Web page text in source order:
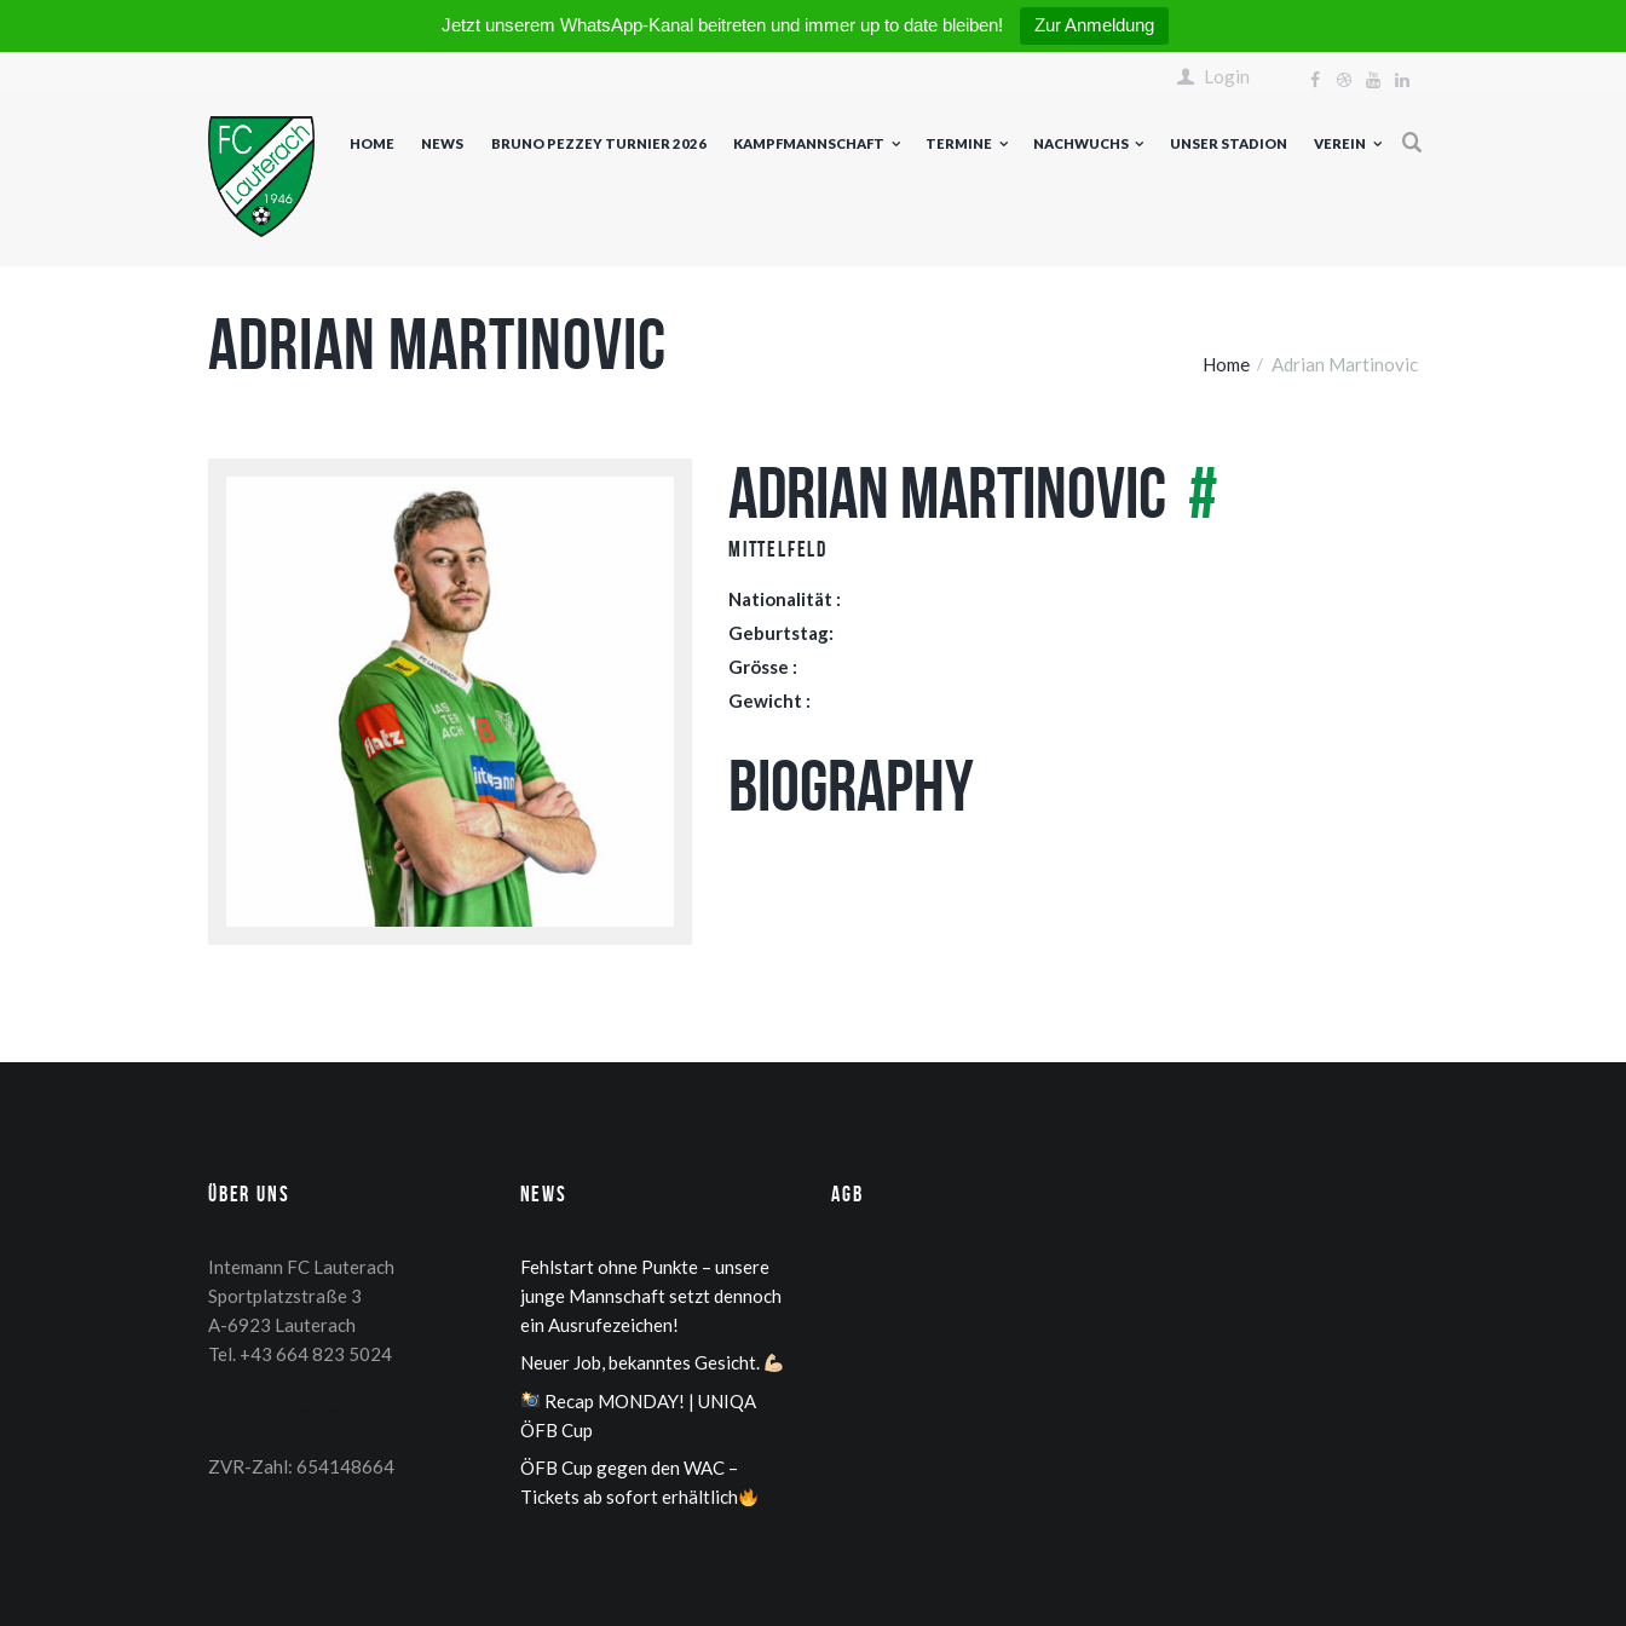
Jetzt unserem WhatsApp-Kanal beitreten und immer up to date bleiben! Zur Anmeldung
Login
HOME NEWS BRUNO PEZZEY TURNIER 2026 KAMPFMANNSCHAFT TERMINE NACHWUCHS UNSER STADION VEREIN
Adrian Martinovic Home Adrian Martinovic
Adrian Martinovic #
Mittelfeld
Nationalität :
Geburtstag:
Grösse :
Gewicht :
Biography
Über uns
Intemann FC Lauterach
Sportplatzstraße 3
A-6923 Lauterach
Tel. +43 664 823 5024
ZVR-Zahl: 654148664
News
Fehlstart ohne Punkte – unsere
junge Mannschaft setzt dennoch
ein Ausrufezeichen!
Neuer Job, bekanntes Gesicht.
Recap MONDAY! | UNIQA
ÖFB Cup
ÖFB Cup gegen den WAC –
Tickets ab sofort erhältlich
AGB